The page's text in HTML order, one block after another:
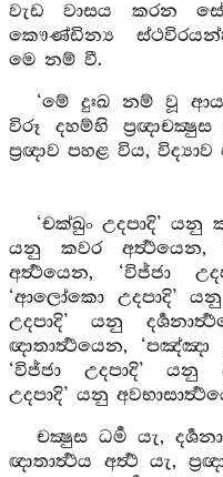
වැඩ වාසය කරන
කෞණ්ඩින්‍ය
මෙ නම් වී.
‘මේ දුඃඛ නම් වූ
විරූ දහම්හි
ප්‍රඥාව පහළ විය,
‘චක්ඛුං උදපාදි’ යනු
යනු කවර අර්‍ත්‍ථයෙන,
අර්‍ත්‍ථයෙන, ‘විජ්ජා
‘ආලෝකො උදපාදි’
උදපාදි’ යනු
ඥාතාර්‍ත්‍ථයෙන, ‘පඤ්ඤා
‘විජ්ජා උදපාදි’ යනු
උදපාදි’ යනු
චක්‍ෂුස ධර්‍ම යැ,
ඥාතාර්‍ත්‍ථය අර්‍ත්‍ථ යැ,